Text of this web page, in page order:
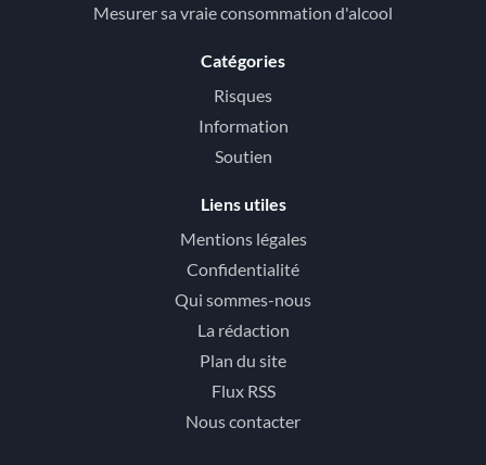
Mesurer sa vraie consommation d'alcool
Catégories
Risques
Information
Soutien
Liens utiles
Mentions légales
Confidentialité
Qui sommes-nous
La rédaction
Plan du site
Flux RSS
Nous contacter